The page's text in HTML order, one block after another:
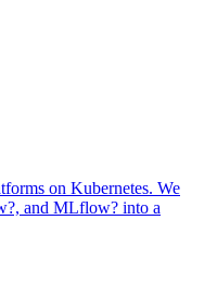
on Kubernetes. We
and MLflow? into a